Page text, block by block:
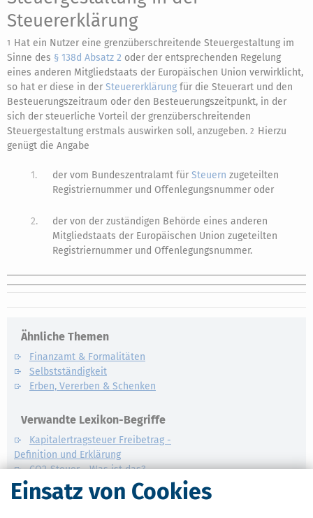
Einsatz von Cookies
Steuererklärung
1 Hat ein Nutzer eine grenzüberschreitende Steuergestaltung im
Sinne des § 138d Absatz 2 oder der entsprechenden Regelung
eines anderen Mitgliedstaats der Europäischen Union verwirklicht,
so hat er diese in der Steuererklärung für die Steuerart und den
Besteuerungszeitraum oder den Besteuerungszeitpunkt, in der
sich der steuerliche Vorteil der grenzüberschreitenden
Steuergestaltung erstmals auswirken soll, anzugeben. 2 Hierzu
genügt die Angabe
1. der vom Bundeszentralamt fürSteuern zugeteilten
Registriernummer und Offenlegungsnummer oder
2.
der von der zuständigen Behörde eines anderen
Mitgliedstaats der Europäischen Union zugeteilten
Registriernummer und Offenlegungsnummer.
Ähnliche Themen
Finanzamt & Formalitäten
Selbstständigkeit
Erben, Vererben & Schenken
Verwandte Lexikon-Begriffe
Kapitalertragsteuer Freibetrag -
Definition und Erklärung
CO2-Steuer - Was ist das?
Kapitalertragsteuer - Definition und
Erklärung